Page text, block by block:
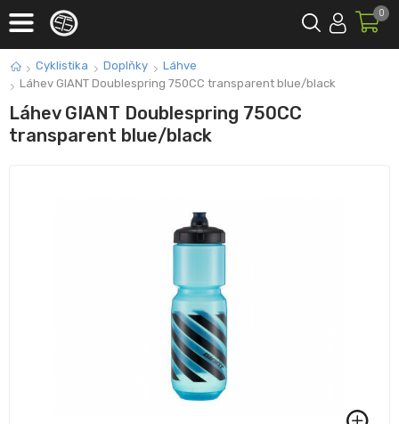
0
Cyklistika Doplňky
Láhve
Láhev GIANT Doublespring 750CC transparent blue/black
Láhev GIANT Doublespring 750CC
transparent blue/black